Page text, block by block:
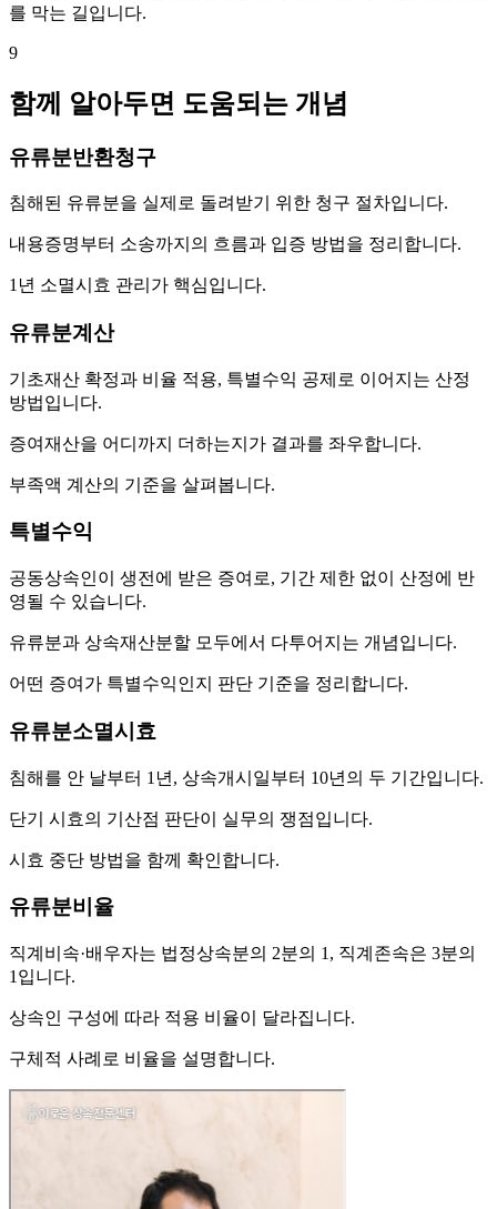
를 막는 길입니다.
9
함께 알아두면 도움되는 개념
유류분반환청구
침해된 유류분을 실제로 돌려받기 위한 청구 절차입니다.
내용증명부터 소송까지의 흐름과 입증 방법을 정리합니다.
1년 소멸시효 관리가 핵심입니다.
유류분계산
기초재산 확정과 비율 적용, 특별수익 공제로 이어지는 산정
방법입니다.
증여재산을 어디까지 더하는지가 결과를 좌우합니다.
부족액 계산의 기준을 살펴봅니다.
특별수익
공동상속인이 생전에 받은 증여로, 기간 제한 없이 산정에 반
영될 수 있습니다.
유류분과 상속재산분할 모두에서 다투어지는 개념입니다.
어떤 증여가 특별수익인지 판단 기준을 정리합니다.
유류분소멸시효
침해를 안 날부터 1년, 상속개시일부터 10년의 두 기간입니다.
단기 시효의 기산점 판단이 실무의 쟁점입니다.
시효 중단 방법을 함께 확인합니다.
유류분비율
직계비속·배우자는 법정상속분의 2분의 1, 직계존속은 3분의
1입니다.
상속인 구성에 따라 적용 비율이 달라집니다.
구체적 사례로 비율을 설명합니다.